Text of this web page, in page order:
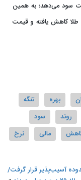
سود می‌دهد؛ به همین
طلا کاهش یافته و قیمت
بهره
تنگه
روند
سود
مالی
نرخ
آسیب‌پذیر قرار گرفت/